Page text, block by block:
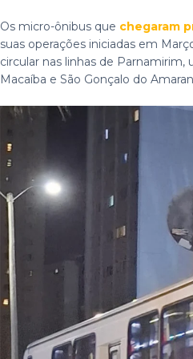
Os micro-ônibus que chegaram
suas operações iniciadas em
circular nas linhas de
Macaíba e São Gonçalo do